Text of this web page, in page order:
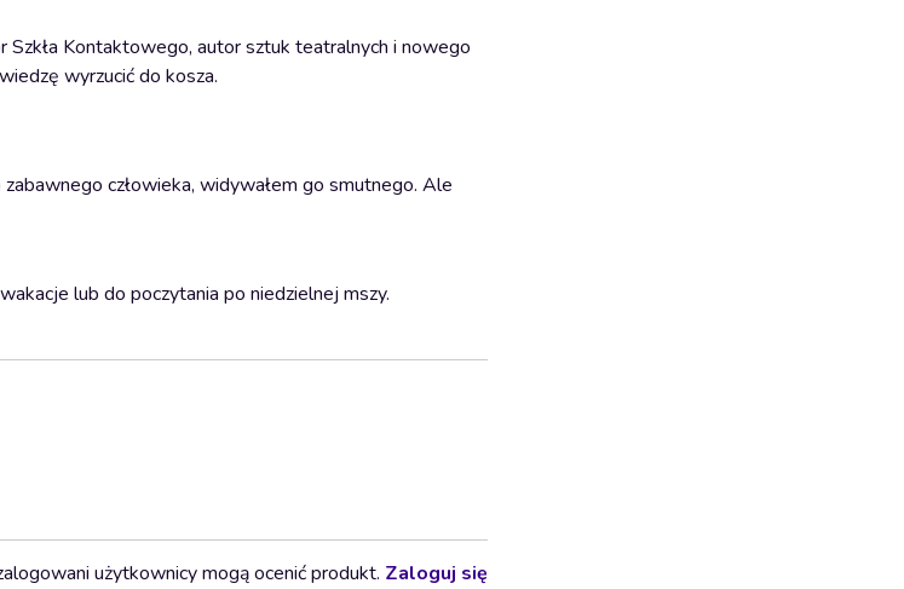
Szkła Kontaktowego, autor sztuk teatralnych i nowego
wyrzucić do kosza.
człowieka, widywałem go smutnego. Ale
lub do poczytania po niedzielnej mszy.
użytkownicy mogą ocenić produkt. Zaloguj się